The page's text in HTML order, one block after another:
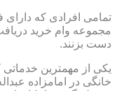
تمامی افرادی که
مجموعه وام خرید
دست بزنند.
یکی از مهمترین
خانگی در امامزاده